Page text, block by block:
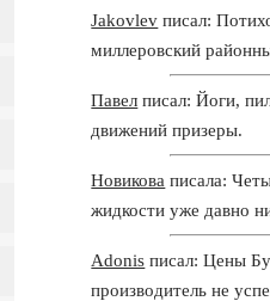
Jakovlev писал:
миллеровский
Павел писал: Йоги,
движений призеры.
Новикова писала:
жидкости уже давно
Adonis писал: Цены
производитель не